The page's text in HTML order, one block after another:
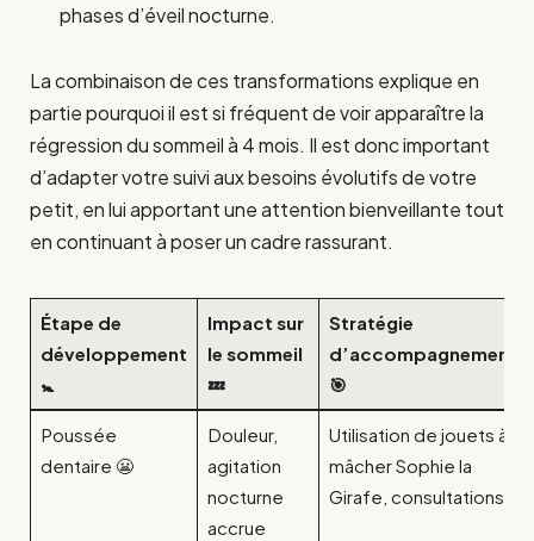
phases d’éveil nocturne.
La combinaison de ces transformations explique en
partie pourquoi il est si fréquent de voir apparaître la
régression du sommeil à 4 mois. Il est donc important
d’adapter votre suivi aux besoins évolutifs de votre
petit, en lui apportant une attention bienveillante tout
en continuant à poser un cadre rassurant.
Étape de
développement
🚼
Impact sur
le sommeil
💤
Stratégie
d’accompagnement
🎯
Poussée
dentaire 😬
Douleur,
agitation
nocturne
accrue
Utilisation de jouets à
mâcher Sophie la
Girafe, consultations